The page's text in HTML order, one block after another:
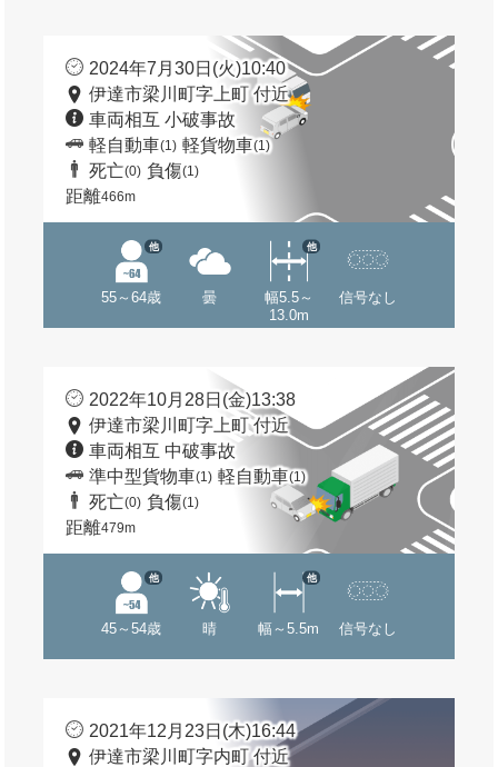
2024年7月30日(火)10:40
伊達市梁川町字上町 付近
車両相互 小破事故
軽自動車(1) 軽貨物車(1)
死亡(0) 負傷(1)
距離466m
55～64歳
他
曇
幅5.5～
13.0m
他
信号なし
2022年10月28日(金)13:38
伊達市梁川町字上町 付近
車両相互 中破事故
準中型貨物車(1) 軽自動車(1)
死亡(0) 負傷(1)
距離479m
45～54歳
他
晴 幅～5.5m
他
信号なし
2021年12月23日(木)16:44
伊達市梁川町字内町 付近